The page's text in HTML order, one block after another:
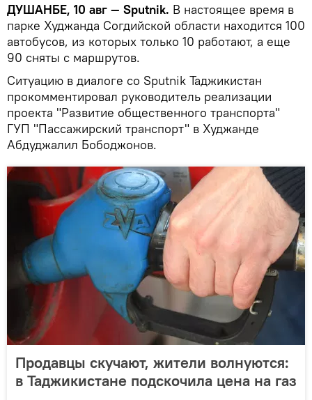
ДУШАНБЕ, 10 авг — Sputnik. В настоящее время в
парке Худжанда Согдийской области находится 100
автобусов, из которых только 10 работают, а еще
90 сняты с маршрутов.
Ситуацию в диалоге со Sputnik Таджикистан
прокомментировал руководитель реализации
проекта "Развитие общественного транспорта"
ГУП "Пассажирский транспорт" в Худжанде
Абдуджалил Бободжонов.
Продавцы скучают, жители волнуются:
в Таджикистане подскочила цена на газ